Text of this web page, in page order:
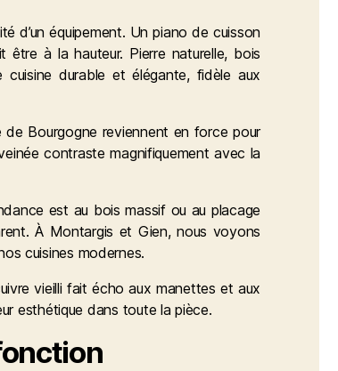
d’un équipement. Un piano de cuisson
à la hauteur. Pierre naturelle, bois
durable et élégante, fidèle aux
Bourgogne reviennent en force pour
contraste magnifiquement avec la
est au bois massif ou au placage
À Montargis et Gien, nous voyons
cuisines modernes.
vieilli fait écho aux manettes et aux
esthétique dans toute la pièce.